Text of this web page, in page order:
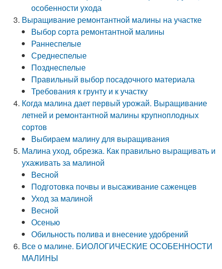
особенности ухода
Выращивание ремонтантной малины на участке
Выбор сорта ремонтантной малины
Раннеспелые
Среднеспелые
Позднеспелые
Правильный выбор посадочного материала
Требования к грунту и к участку
Когда малина дает первый урожай. Выращивание
летней и ремонтантной малины крупноплодных
сортов
Выбираем малину для выращивания
Малина уход, обрезка. Как правильно выращивать и
ухаживать за малиной
Весной
Подготовка почвы и высаживание саженцев
Уход за малиной
Весной
Осенью
Обильность полива и внесение удобрений
Все о малине. БИОЛОГИЧЕСКИЕ ОСОБЕННОСТИ
МАЛИНЫ